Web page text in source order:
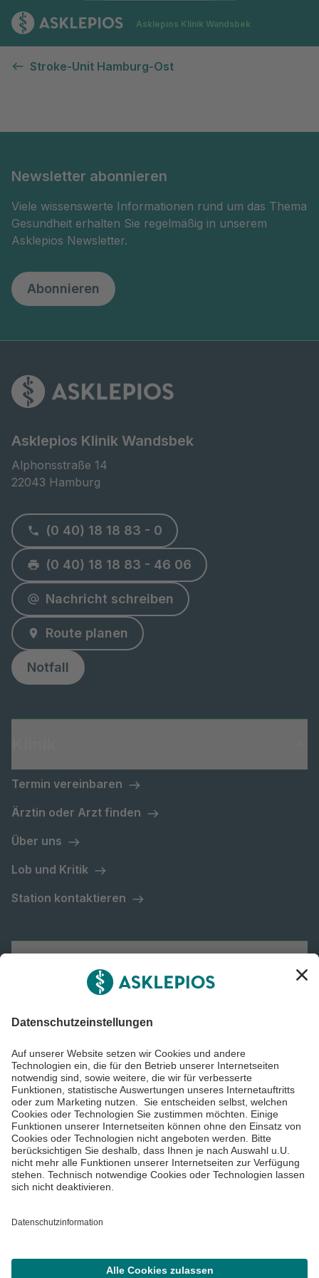
Zur Startseite
Asklepios Klinik Wandsbek
Stroke-Unit Hamburg-Ost
Newsletter abonnieren
Viele wissenswerte Informationen rund um das Thema
Gesundheit erhalten Sie regelmäßig in unserem
Asklepios Newsletter.
Abonnieren
Asklepios Klinik Wandsbek
Alphonsstraße 14
22043 Hamburg
(0 40) 18 18 83 - 0
(0 40) 18 18 83 - 46 06
Nachricht schreiben
Route planen
Notfall
Termin vereinbaren
Ärztin oder Arzt finden
Über uns
Lob und Kritik
Station kontaktieren
Asklepios Gruppe
Impressum